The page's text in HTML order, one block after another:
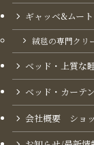
ギャッベ&ムー
絨毯の専門クリ
ベッド・上質な
ベッド・カーテ
会社概要 ショ